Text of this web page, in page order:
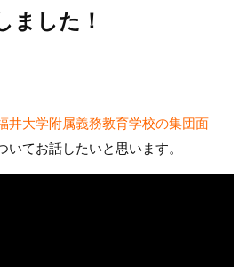
ました！
井大学附属義務教育学校の集団面
いてお話したいと思います。